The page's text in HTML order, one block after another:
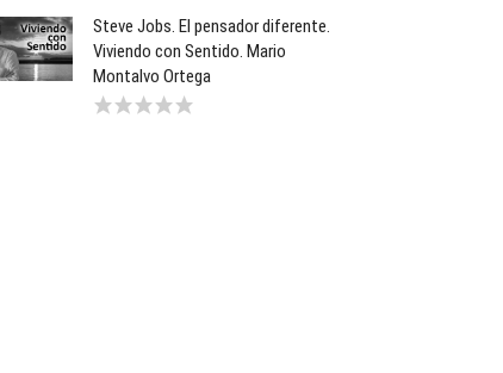
Steve Jobs. El pensador diferente.
Viviendo con Sentido. Mario
Montalvo Ortega